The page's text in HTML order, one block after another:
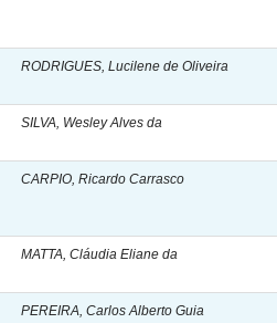
RODRIGUES, Lucilene de Oliveira
SILVA, Wesley Alves da
CARPIO, Ricardo Carrasco
MATTA, Cláudia Eliane da
PEREIRA, Carlos Alberto Guia